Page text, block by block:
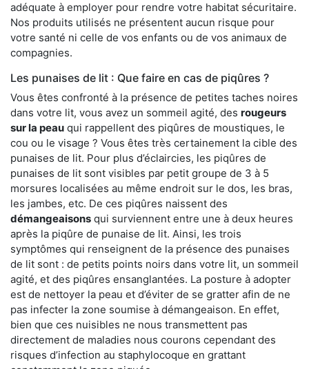
adéquate à employer pour rendre votre habitat sécuritaire.
Nos produits utilisés ne présentent aucun risque pour
votre santé ni celle de vos enfants ou de vos animaux de
compagnies.
Les punaises de lit : Que faire en cas de piqûres ?
Vous êtes confronté à la présence de petites taches noires
dans votre lit, vous avez un sommeil agité, des rougeurs
sur la peau qui rappellent des piqûres de moustiques, le
cou ou le visage ? Vous êtes très certainement la cible des
punaises de lit. Pour plus d’éclaircies, les piqûres de
punaises de lit sont visibles par petit groupe de 3 à 5
morsures localisées au même endroit sur le dos, les bras,
les jambes, etc. De ces piqûres naissent des
démangeaisons qui surviennent entre une à deux heures
après la piqûre de punaise de lit. Ainsi, les trois
symptômes qui renseignent de la présence des punaises
de lit sont : de petits points noirs dans votre lit, un sommeil
agité, et des piqûres ensanglantées. La posture à adopter
est de nettoyer la peau et d’éviter de se gratter afin de ne
pas infecter la zone soumise à démangeaison. En effet,
bien que ces nuisibles ne nous transmettent pas
directement de maladies nous courons cependant des
risques d’infection au staphylocoque en grattant